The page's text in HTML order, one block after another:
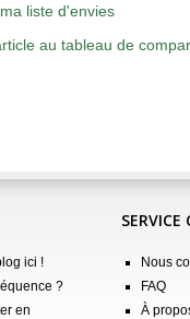
liste d'envies
au tableau de
ici !
?
en
SERVICE
Nous
FAQ
À